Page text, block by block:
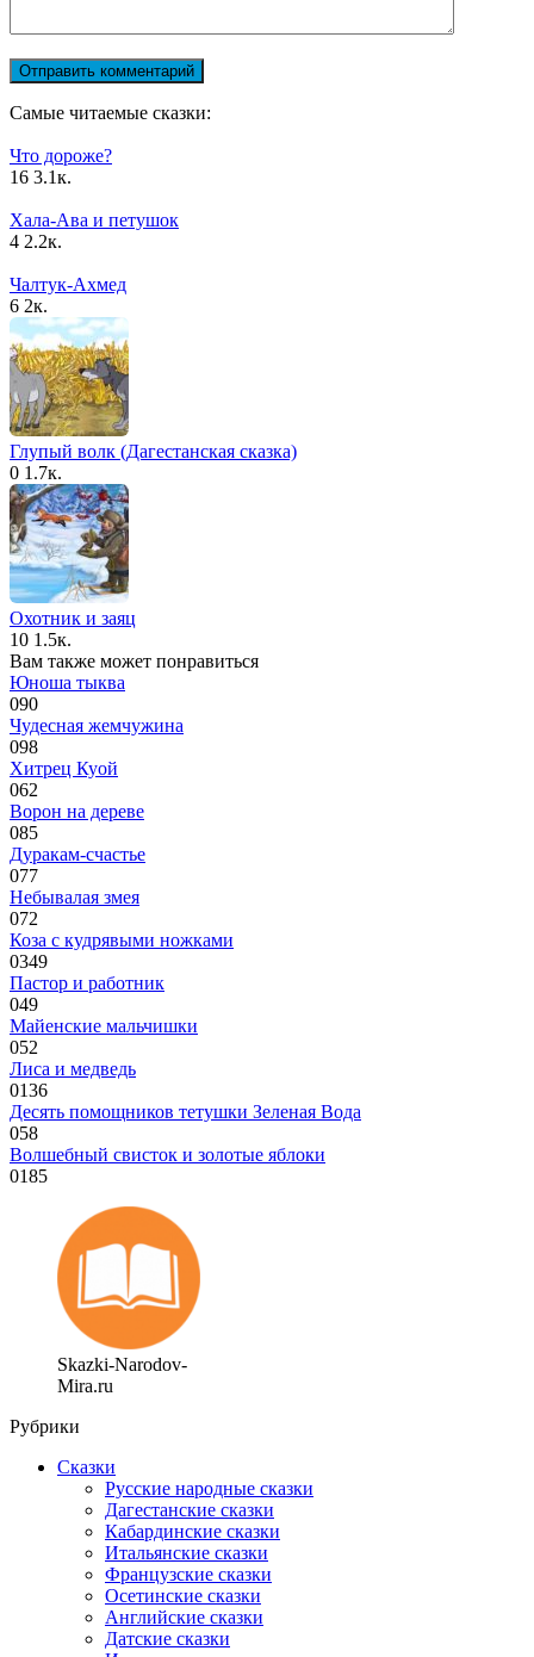
Самые читаемые сказки:
Что дороже?
16 3.1к.
Хала-Ава и петушок
4 2.2к.
Чалтук-Ахмед
6 2к.
Глупый волк (Дагестанская сказка)
0 1.7к.
Охотник и заяц
10 1.5к.
Вам также может понравиться
Юноша тыква
090
Чудесная жемчужина
098
Хитрец Куой
062
Ворон на дереве
085
Дуракам-счастье
077
Небывалая змея
072
Коза с кудрявыми ножками
0349
Пастор и работник
049
Майенские мальчишки
052
Лиса и медведь
0136
Десять помощников тетушки Зеленая Вода
058
Волшебный свисток и золотые яблоки
0185
Skazki-Narodov-
Mira.ru
Рубрики
Сказки
Русские народные сказки
Дагестанские сказки
Кабардинские сказки
Итальянские сказки
Французские сказки
Осетинские сказки
Английские сказки
Датские сказки